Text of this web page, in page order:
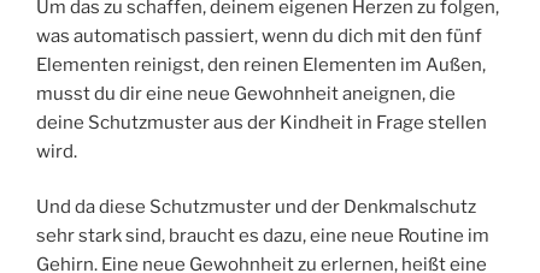
Um das zu schaffen, deinem eigenen Herzen zu folgen,
was automatisch passiert, wenn du dich mit den fünf
Elementen reinigst, den reinen Elementen im Außen,
musst du dir eine neue Gewohnheit aneignen, die
deine Schutzmuster aus der Kindheit in Frage stellen
wird.
Und da diese Schutzmuster und der Denkmalschutz
sehr stark sind, braucht es dazu, eine neue Routine im
Gehirn. Eine neue Gewohnheit zu erlernen, heißt eine